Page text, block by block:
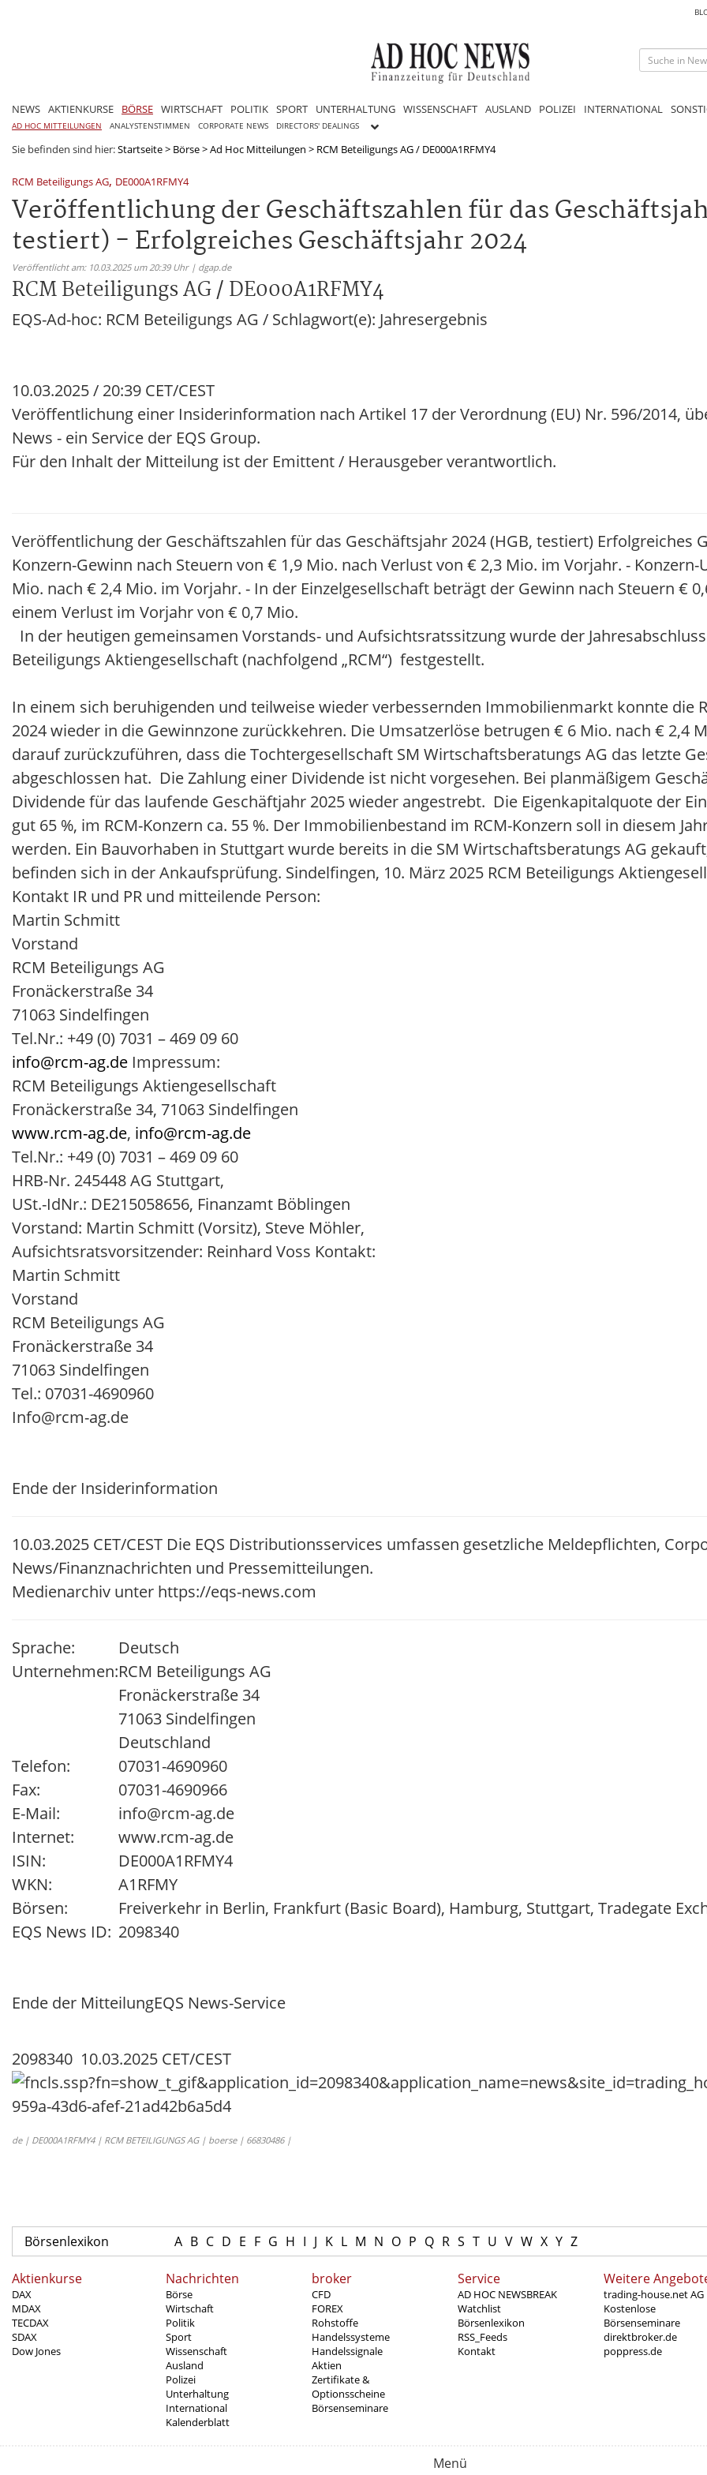
NEWS AKTIENKURSE BÖRSE WIRTSCHAFT POLITIK SPORT UNTERHALTUNG WISSENSCHAFT AUSLAND POLIZEI INTERNATIONAL
AD HOC MITTEILUNGEN ANALYSTENSTIMMEN CORPORATE NEWS DIRECTORS' DEALINGS
Sie befinden sind hier:Startseite> Börse>Ad Hoc Mitteilungen > RCM Beteiligungs AG / DE000A1RFMY4
RCM Beteiligungs AG, DE000A1RFMY4
Veröffentlichung der Geschäftszahlen für das
testiert) - Erfolgreiches Geschäftsjahr 2024
Veröffentlicht am: 10.03.2025 um 20:39 Uhr | dgap.de
RCM Beteiligungs AG / DE000A1RFMY4
EQS-Ad-hoc: RCM Beteiligungs AG / Schlagwort(e): Jahresergebnis
10.03.2025 / 20:39 CET/CEST
Veröffentlichung einer Insiderinformation nach Artikel 17 der Verordnung (EU) Nr. 596/2014,
News - ein Service der EQS Group.
Für den Inhalt der Mitteilung ist der Emittent / Herausgeber verantwortlich.
Veröffentlichung der Geschäftszahlen für das Geschäftsjahr 2024 (HGB, testiert) Erfolgreiches
Konzern-Gewinn nach Steuern von € 1,9 Mio. nach Verlust von € 2,3 Mio. im Vorjahr. -
Mio. nach € 2,4 Mio. im Vorjahr. - In der Einzelgesellschaft beträgt der Gewinn nach Steuern €
einem Verlust im Vorjahr von € 0,7 Mio.
In der heutigen gemeinsamen Vorstands- und Aufsichtsratssitzung wurde der Jahresabschluss
Beteiligungs Aktiengesellschaft (nachfolgend „RCM“) festgestellt.
In einem sich beruhigenden und teilweise wieder verbessernden Immobilienmarkt konnte die
2024 wieder in die Gewinnzone zurückkehren. Die Umsatzerlöse betrugen € 6 Mio. nach € 2,4
darauf zurückzuführen, dass die Tochtergesellschaft SM Wirtschaftsberatungs AG das letzte
abgeschlossen hat. Die Zahlung einer Dividende ist nicht vorgesehen. Bei planmäßigem
Dividende für das laufende Geschäftjahr 2025 wieder angestrebt. Die Eigenkapitalquote der
gut 65 %, im RCM-Konzern ca. 55 %. Der Immobilienbestand im RCM-Konzern soll in diesem
werden. Ein Bauvorhaben in Stuttgart wurde bereits in die SM Wirtschaftsberatungs AG
befinden sich in der Ankaufsprüfung. Sindelfingen, 10. März 2025 RCM Beteiligungs
Kontakt IR und PR und mitteilende Person:
Martin Schmitt
Vorstand
RCM Beteiligungs AG
Fronäckerstraße 34
71063 Sindelfingen
Tel.Nr.: +49 (0) 7031 – 469 09 60
info@rcm-ag.de Impressum:
RCM Beteiligungs Aktiengesellschaft
Fronäckerstraße 34, 71063 Sindelfingen
www.rcm-ag.de, info@rcm-ag.de
Tel.Nr.: +49 (0) 7031 – 469 09 60
HRB-Nr. 245448 AG Stuttgart,
USt.-IdNr.: DE215058656, Finanzamt Böblingen
Vorstand: Martin Schmitt (Vorsitz), Steve Möhler,
Aufsichtsratsvorsitzender: Reinhard Voss Kontakt:
Martin Schmitt
Vorstand
RCM Beteiligungs AG
Fronäckerstraße 34
71063 Sindelfingen
Tel.: 07031-4690960
Info@rcm-ag.de
Ende der Insiderinformation
10.03.2025 CET/CEST Die EQS Distributionsservices umfassen gesetzliche Meldepflichten,
News/Finanznachrichten und Pressemitteilungen.
Medienarchiv unter https://eqs-news.com
Sprache:
Deutsch
Unternehmen:RCM Beteiligungs AG
Fronäckerstraße 34
71063 Sindelfingen
Deutschland
Telefon:
07031-4690960
Fax:
07031-4690966
E-Mail:
info@rcm-ag.de
Internet:
www.rcm-ag.de
ISIN:
DE000A1RFMY4
WKN:
A1RFMY
Börsen:
Freiverkehr in Berlin, Frankfurt (Basic Board), Hamburg, Stuttgart, Tradegate
EQS News ID: 2098340
Ende der MitteilungEQS News-Service
2098340 10.03.2025 CET/CEST
de | DE000A1RFMY4 | RCM BETEILIGUNGS AG | boerse | 66830486 |
Börsenlexikon A B C D E F G H I J K L M N O P Q R S T U V W X Y Z
Aktienkurse
DAX
MDAX
TECDAX
SDAX
Dow Jones
Nachrichten
Börse
Wirtschaft
Politik
Sport
Wissenschaft
Ausland
Polizei
Unterhaltung
International
Kalenderblatt
broker
CFD
FOREX
Rohstoffe
Handelssysteme
Handelssignale
Aktien
Zertifikate &
Optionsscheine
Börsenseminare
Service
AD HOC NEWSBREAK
Watchlist
Börsenlexikon
RSS_Feeds
Kontakt
Weitere
trading-house.net AG
Kostenlose
Börsenseminare
direktbroker.de
poppress.de
Menü